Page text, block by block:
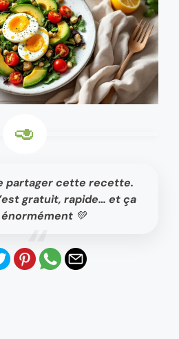
partager cette recette.
gratuit, rapide… et ça
énormément 💚